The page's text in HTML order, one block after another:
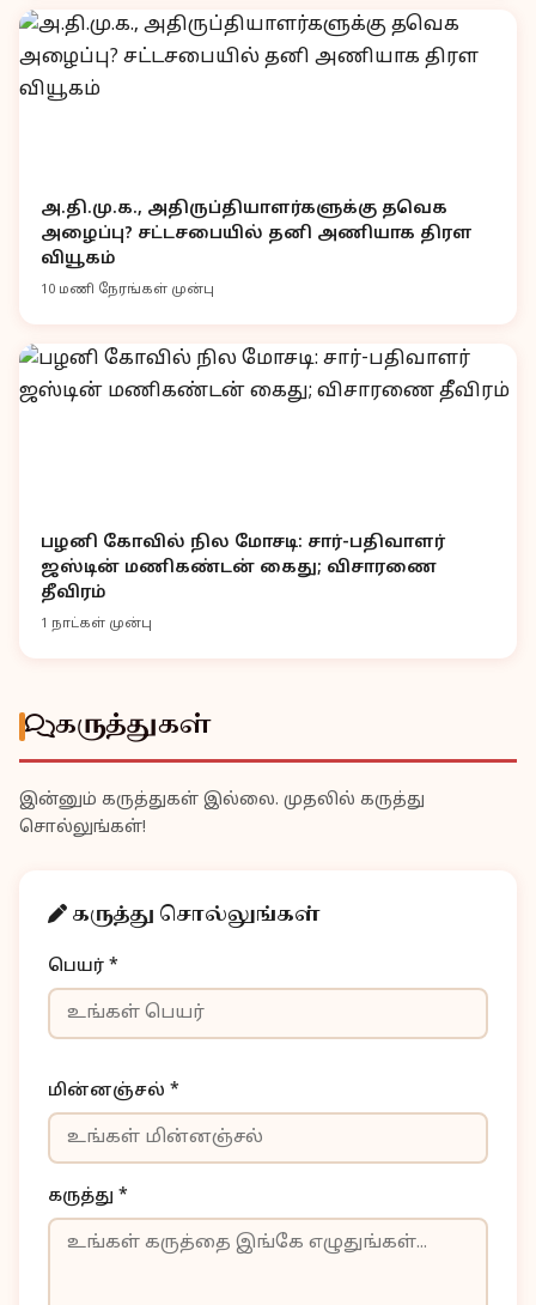
அ.தி.மு.க., அதிருப்தியாளர்களுக்கு தவெக
அழைப்பு? சட்டசபையில் தனி அணியாக திரள
வியூகம்
10 மணி நேரங்கள் முன்பு
பழனி கோவில் நில மோசடி: சார்-பதிவாளர்
ஜஸ்டின் மணிகண்டன் கைது; விசாரணை
தீவிரம்
1 நாட்கள் முன்பு
கருத்துகள்
இன்னும் கருத்துகள் இல்லை. முதலில் கருத்து
சொல்லுங்கள்!
கருத்து சொல்லுங்கள்
பெயர் *
மின்னஞ்சல் *
கருத்து *